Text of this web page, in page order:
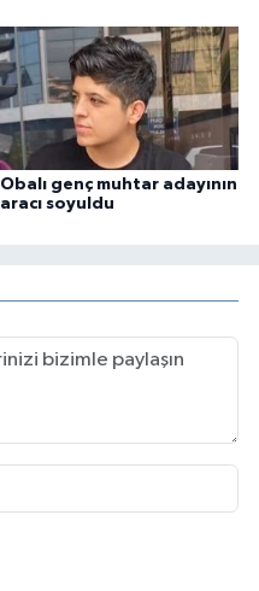
Obalı genç muhtar adayının
aracı soyuldu